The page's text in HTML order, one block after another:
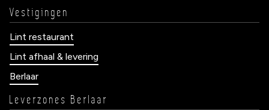
Vestigingen
Lint restaurant
Lint afhaal & levering
Berlaar
Leverzones Berlaar